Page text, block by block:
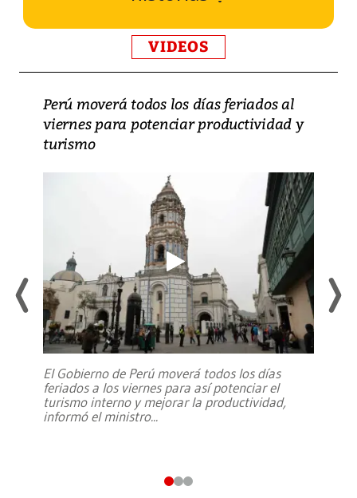
VIDEOS
Perú moverá todos los días feriados al
viernes para potenciar productividad y
turismo
El Gobierno de Perú moverá todos los días
feriados a los viernes para así potenciar el
turismo interno y mejorar la productividad,
informó el ministro...